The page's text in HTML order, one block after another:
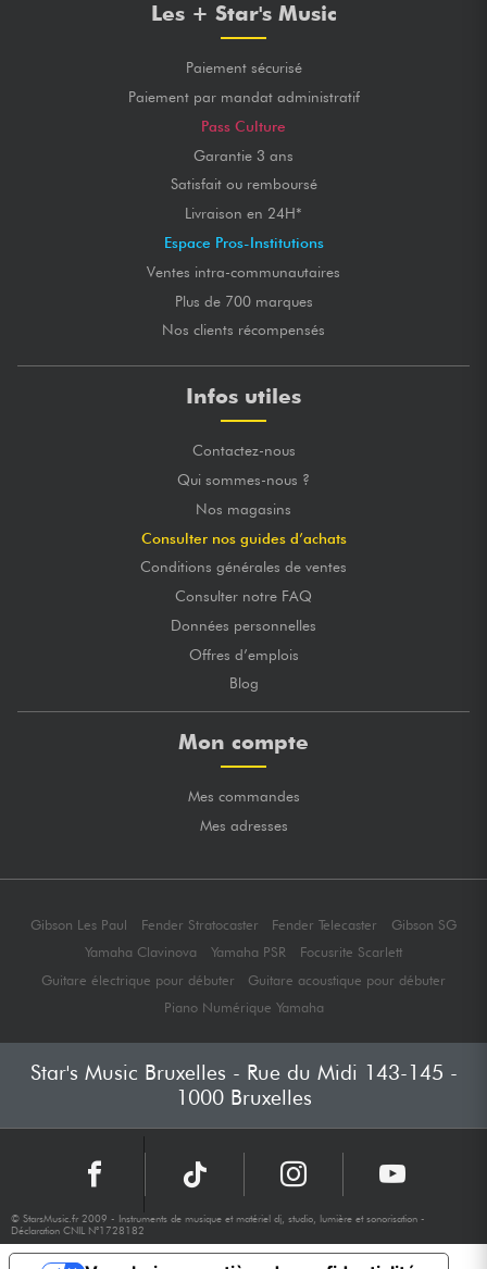
Les + Star's Music
Paiement sécurisé
Paiement par mandat administratif
Pass Culture
Garantie 3 ans
Satisfait ou remboursé
Livraison en 24H*
Espace Pros-Institutions
Ventes intra-communautaires
Plus de 700 marques
Nos clients récompensés
Infos utiles
Contactez-nous
Qui sommes-nous ?
Nos magasins
Consulter nos guides d’achats
Conditions générales de ventes
Consulter notre FAQ
Données personnelles
Offres d’emplois
Blog
Mon compte
Mes commandes
Mes adresses
Gibson Les Paul Fender Stratocaster Fender Telecaster
Gibson SG
Yamaha Clavinova
Yamaha PSR
Focusrite Scarlett
Guitare électrique pour débuter
Guitare acoustique pour débuter
Piano Numérique Yamaha
Star's Music Bruxelles - Rue du Midi 143-145 -
1000 Bruxelles
© StarsMusic.fr 2009 - Instruments de musique et matériel dj, studio, lumière et sonorisation -
Déclaration CNIL N°1728182